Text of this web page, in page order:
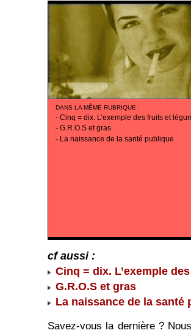
DANS LA MÊME RUBRIQUE :
- Cinq = dix. L’exemple des fruits et
- G.R.O.S et gras
- La naissance de la santé publique
cf aussi :
Cinq = dix. L’exemple
G.R.O.S et gras
La naissance de la santé
Savez-vous la dernière ?